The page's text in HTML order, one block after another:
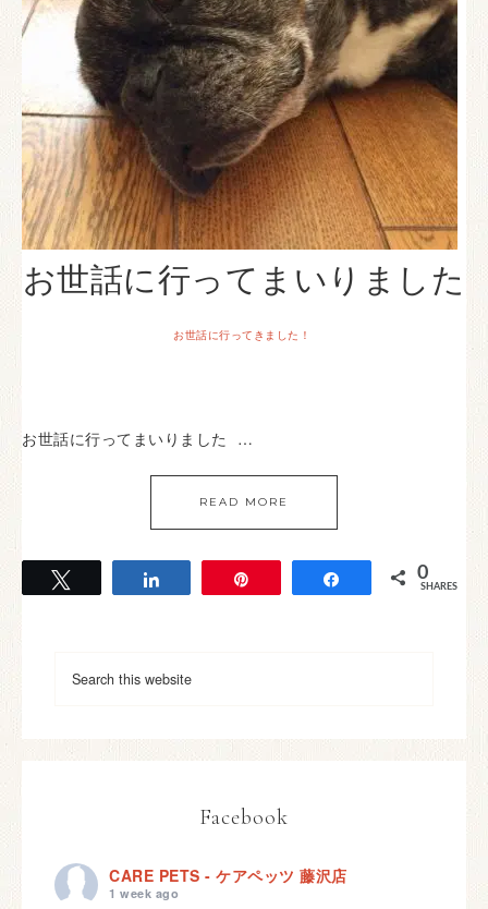
お世話に行ってまいりました
お世話に行ってきました！
お世話に行ってまいりました …
READ MORE
Share 0
SHARES
Facebook
CARE PETS - ケアペッツ 藤沢店
1 week ago